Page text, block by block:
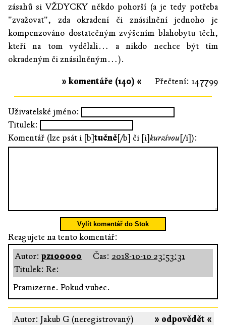
zásahů si VŽDYCKY někdo pohorší (a je tedy potřeba
"zvažovat", zda okradení či znásilnění jednoho je
kompenzováno dostatečným zvýšením blahobytu těch,
kteří na tom vydělali… a nikdo nechce být tím
okradeným či znásilněným…).
Přečtení: 147799
» komentáře (140) «
Uživatelské jméno:
Titulek:
Komentář (lze psát i [b]tučně[/b] či [i]kurzívou[/i]):
Vylít komentář do Stok
Reagujete na tento komentář:
Autor: pz100000 Čas: 2018-10-10 23:53:31
Titulek: Re:
Pramizerne. Pokud vubec.
» odpovědět «
Autor: Jakub G (neregistrovaný)